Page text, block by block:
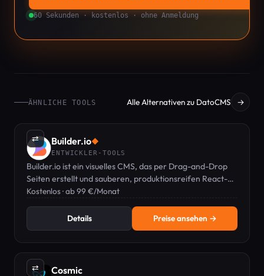
60 Sekunden · kostenlos · ohne Anmeldung
ÄHNLICHE TOOLS Alle Alternativen zu DatoCMS →
⇄ Builder.io◆
ENTWICKLER-TOOLS
Builder.io ist ein visuelles CMS, das per Drag-and-Drop
Seiten erstellt und sauberen, produktionsreifen React-
Code ausgibt.
Kostenlos · ab 99 €/Monat
Details Preise ansehen →
⇄ Cosmic